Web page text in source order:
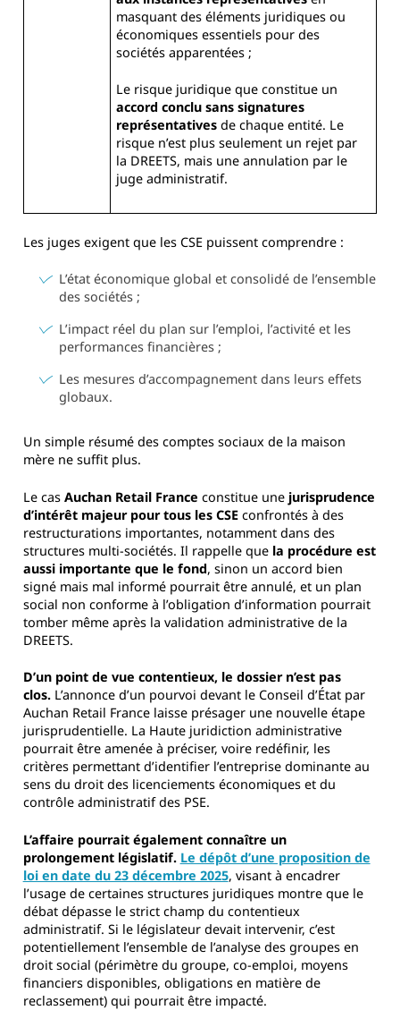
masquant des éléments juridiques ou
économiques essentiels pour des
sociétés apparentées ;
Le risque juridique que constitue un
accord conclu sans signatures
représentativesde chaque entité. Le
risque n’est plus seulement un rejet par
la DREETS, mais une annulation par le
juge administratif.
Les juges exigent que les CSE puissent comprendre :
L’état économique global et consolidé de l’ensemble
des sociétés ;
L’impact réel du plan sur l’emploi, l’activité et les
performances financières ;
Les mesures d’accompagnement dans leurs effets
globaux.
Un simple résumé des comptes sociaux de la maison
mère ne suffit plus.
Le cas Auchan Retail France constitue une jurisprudence
d’intérêt majeur pour tous les CSEconfrontés à des
restructurations importantes, notamment dans des
structures multi-sociétés. Il rappelle que la procédure est
aussi importante que le fond, sinon un accord bien
signé mais mal informé pourrait être annulé, et un plan
social non conforme à l’obligation d’information pourrait
tomber même après la validation administrative de la
DREETS.
D’un point de vue contentieux, le dossier n’est pas
clos.L’annonce d’un pourvoi devant le Conseil d’État par
Auchan Retail France laisse présager une nouvelle étape
jurisprudentielle. La Haute juridiction administrative
pourrait être amenée à préciser, voire redéfinir, les
critères permettant d’identifier l’entreprise dominante au
sens du droit des licenciements économiques et du
contrôle administratif des PSE.
L’affaire pourrait également connaître un
prolongement législatif. Le dépôt d’une proposition de
loi en date du 23 décembre 2025, visant à encadrer
l’usage de certaines structures juridiques montre que le
débat dépasse le strict champ du contentieux
administratif. Si le législateur devait intervenir, c’est
potentiellement l’ensemble de l’analyse des groupes en
droit social (périmètre du groupe, co-emploi, moyens
financiers disponibles, obligations en matière de
reclassement) qui pourrait être impacté.